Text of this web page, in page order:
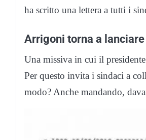
ha scritto una lettera a tutti i
Arrigoni torna a
Una missiva in cui il
Per questo invita i sindaci a
modo? Anche mandando,